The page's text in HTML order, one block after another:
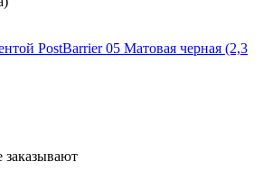
PostBarrier 05 Матовая черная (2,3
заказывают